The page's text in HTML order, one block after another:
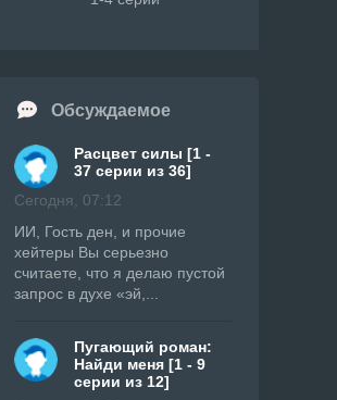
Обсуждаемое
Расцвет силы [1 -
37 серии из 36]
Сегодня, 07:12
ИИ, Гость ден, и прочие
хейтеры Вы серьезно
считаете, что я делаю пустой
запрос в духе «эй,...
Пугающий роман:
Найди меня [1 - 9
серии из 12]